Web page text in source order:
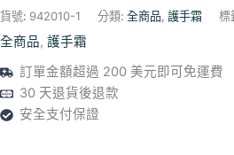
貨號: 942010-1 分類: 全商品, 護手霜 標
全商品, 護手霜
訂單金額超過 200 美元即可免運費
30 天退貨後退款
安全支付保證